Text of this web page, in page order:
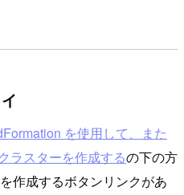
を使用して、また
ラスターを作成するの下の方
作成するボタンリンクがあ